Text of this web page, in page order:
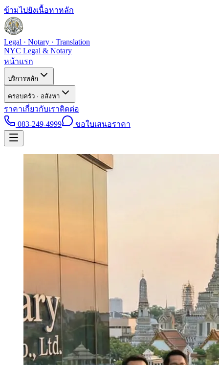
ข้ามไปยังเนื้อหาหลัก
Legal · Notary · Translation
NYC Legal & Notary
หน้าแรก
บริการหลัก
ครอบครัว · อสังหา
ราคาเกี่ยวกับเราติดต่อ
083-249-4999
ขอใบเสนอราคา